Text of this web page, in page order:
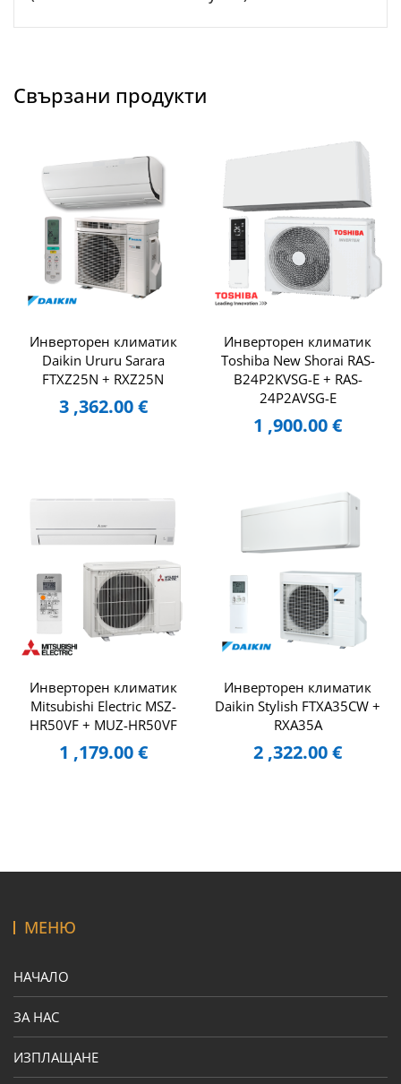
Свързани продукти
Инверторен климатик
Daikin Ururu Sarara
FTXZ25N + RXZ25N
3 ,362.00€
Инверторен климатик
Toshiba New Shorai RAS-
B24P2KVSG-E + RAS-
24P2AVSG-E
1 ,900.00€
Инверторен климатик
Mitsubishi Electric MSZ-
HR50VF + MUZ-HR50VF
1 ,179.00€
Инверторен климатик
Daikin Stylish FTXA35CW +
RXA35A
2 ,322.00€
МЕНЮ
НАЧАЛО
ЗА НАС
ИЗПЛАЩАНЕ